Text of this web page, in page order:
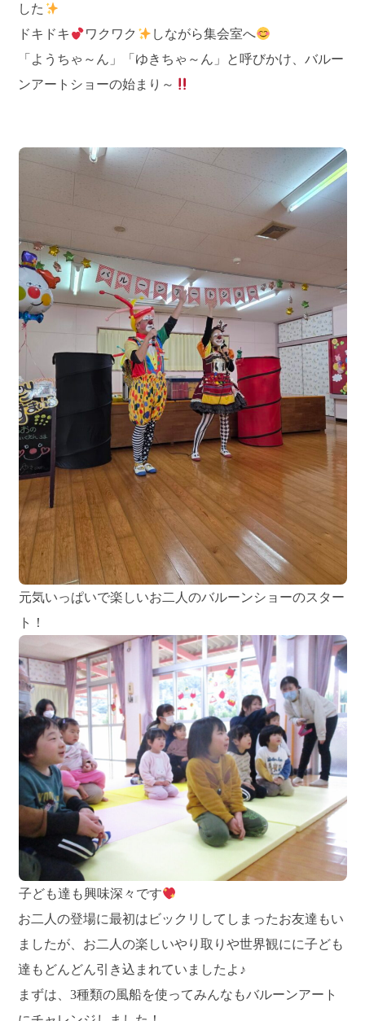
した
ドキドキ
ワクワク
しながら集会室へ
「ようちゃ～ん」「ゆきちゃ～ん」と呼びかけ、バルー
ンアートショーの始まり～
元気いっぱいで楽しいお二人のバルーンショーのスター
ト！
子ども達も興味深々です
お二人の登場に最初はビックリしてしまったお友達もい
ましたが、お二人の楽しいやり取りや世界観にに子ども
達もどんどん引き込まれていましたよ♪
まずは、3種類の風船を使ってみんなもバルーンアート